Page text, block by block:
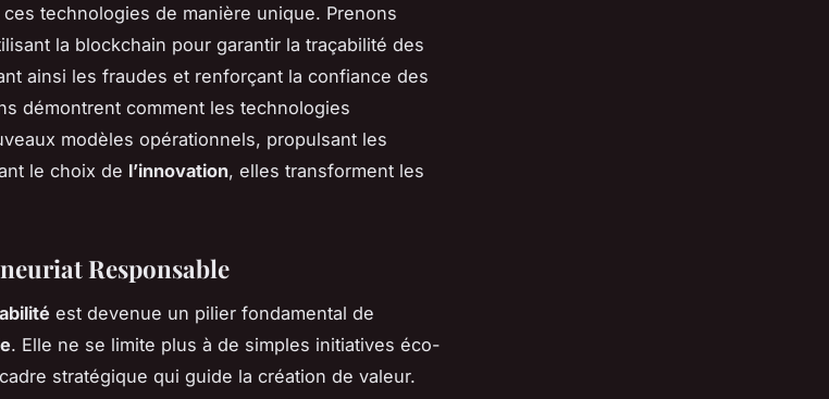
technologies de manière unique. Prenons
la blockchain pour garantir la traçabilité des
ainsi les fraudes et renforçant la confiance des
démontrent comment les technologies
modèles opérationnels, propulsant les
le choix de l’innovation, elles transforment les
Responsable
est devenue un pilier fondamental de
. Elle ne se limite plus à de simples initiatives éco-
stratégique qui guide la création de valeur.